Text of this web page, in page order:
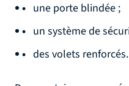
une porte blindée ;
un système de
des volets renforcés.